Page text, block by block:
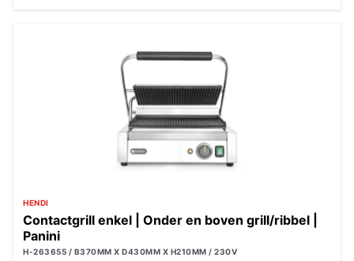
HENDI
Contactgrill enkel | Onder en boven grill/ribbel |
Panini
H-263655 / B370MM X D430MM X H210MM / 230V